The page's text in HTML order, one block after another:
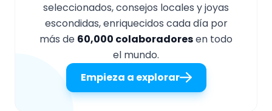
seleccionados, consejos locales y joyas
escondidas, enriquecidos cada día por
más de 60,000 colaboradoresen todo
el mundo.
Empieza a explorar